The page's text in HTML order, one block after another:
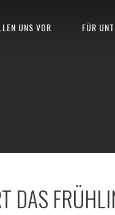
UNS VOR FÜR
DAS